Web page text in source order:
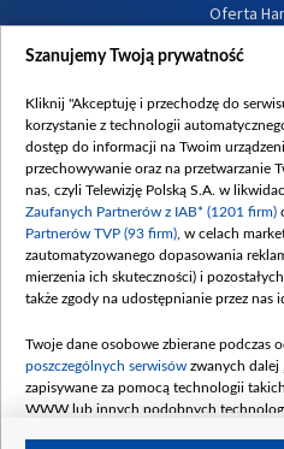
Oferta
Procedura
Szanujemy Twoją prywatność
Kliknij "Akceptuję i przechodzę do
korzystanie z technologii
dostęp do informacji na Twoim
przechowywanie oraz na przetwarzanie
nas, czyli Telewizję Polską S.A. w
Zaufanych Partnerów z IAB* (1201 firm)
Partnerów TVP (93 firm) , w celach
zautomatyzowanego dopasowania
mierzenia ich skuteczności) i
także zgody na udostępnianie przez nas
Twoje dane osobowe zbierane podczas
poszczególnych serwisów zwanych dalej
zapisywane za pomocą technologii
WWW lub innych podobnych